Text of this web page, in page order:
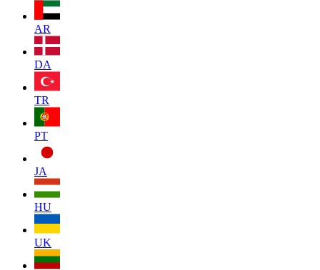
AR
DA
TR
PT
JA
HU
UK